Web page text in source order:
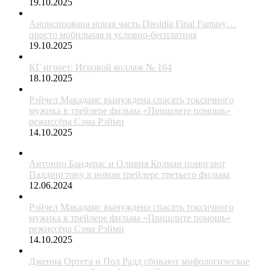
Анонсирована новая часть Dissidia Final Fantasy…
просто мобильная и условно-бесплатная
19.10.2025
КГ играет: Игровой коллаж № 164
18.10.2025
Рэйчел Макадамс вынуждена спасать токсичного
мужика в трейлере фильма «Пришлите помощь»
режиссёра Сэма Рэйми
14.10.2025
Антонио Бандерас и Оливия Колман помогают
Паддингтону в новом трейлере третьего фильма
12.06.2024
Рэйчел Макадамс вынуждена спасать токсичного
мужика в трейлере фильма «Пришлите помощь»
режиссёра Сэма Рэйми
14.10.2025
Дженна Ортега и Пол Радд сбивают мифологическое